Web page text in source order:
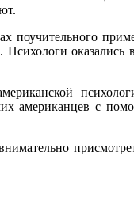
поучительного
оказались
американцев с